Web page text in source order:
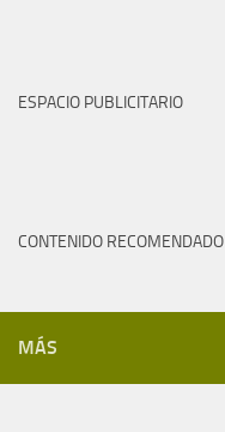
ESPACIO PUBLICITARIO
CONTENIDO RECOMENDADO
MÁS